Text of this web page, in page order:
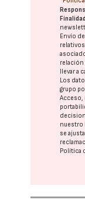
Envío
relación
llevar
Los
grupo
nuestro
se
Política